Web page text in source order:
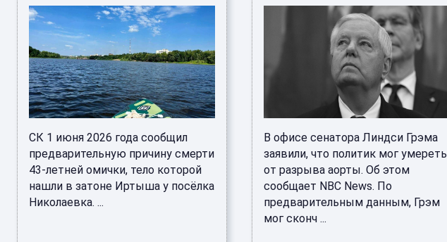
СК 1 июня 2026 года сообщил
предварительную причину смерти
43-летней омички, тело которой
нашли в затоне Иртыша у посёлка
Николаевка. ...
В офисе сенатора Линдси Грэма
заявили, что политик мог умереть
от разрыва аорты. Об этом
сообщает NBC News. По
предварительным данным, Грэм
мог сконч ...